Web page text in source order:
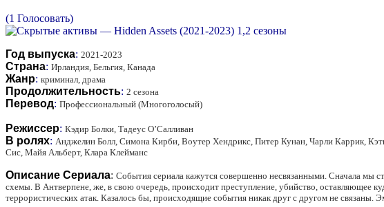
(1 Голосовать)
Год выпуска: 2021-2023
Страна: Ирландия, Бельгия, Канада
Жанр: криминал, драма
Продолжительность: 2 сезона
Перевод: Профессиональный (Многоголосый)
Режиссер: Кэдир Болки, Тадеус О’Салливан
В ролях: Анджелин Болл, Симона Кирби, Воутер Хендрикс, Питер Кунан, Чарли Каррик,
Сис, Майя Альберт, Клара Клейманс
Описание Сериала: События сериала кажутся совершенно несвязанными. Сначала мы
схемы. В Антверпене, же, в свою очередь, происходит преступление, убийство, оставляющее
террористических атак. Казалось бы, происходящие события никак друг с другом не связаны.